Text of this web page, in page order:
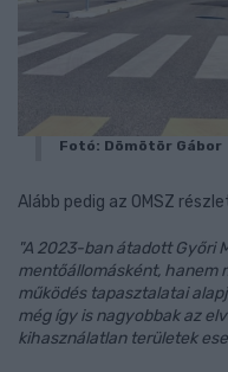
Fotó: Dömötör Gábor
Alább pedig az OMSZ
"A 2023-ban átadott Győri
mentőállomásként, hanem
működés tapasztalatai
még így is nagyobbak az
kihasználatlan területek